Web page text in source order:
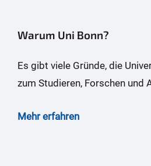
Warum Uni Bonn?
Es gibt viele Gründe, die
zum Studieren, Forschen und
Mehr erfahren